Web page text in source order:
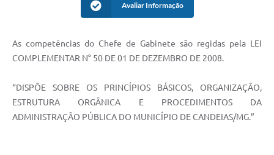
Plano Diretor
REMUME
Orientações COVID-19
Avaliar Informação
As competências do Chefe de Gabinete são regidas pela LEI
COMPLEMENTAR N° 50 DE 01 DE DEZEMBRO DE 2008.
“DISPÕE SOBRE OS PRINCÍPIOS BÁSICOS, ORGANIZAÇÃO,
ESTRUTURA ORGÂNICA E PROCEDIMENTOS DA
ADMINISTRAÇÃO PÚBLICA DO MUNICÍPIO DE CANDEIAS/MG.”